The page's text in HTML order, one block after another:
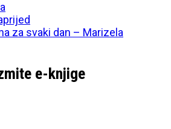
za svaki dan – Marizela
e-knjige